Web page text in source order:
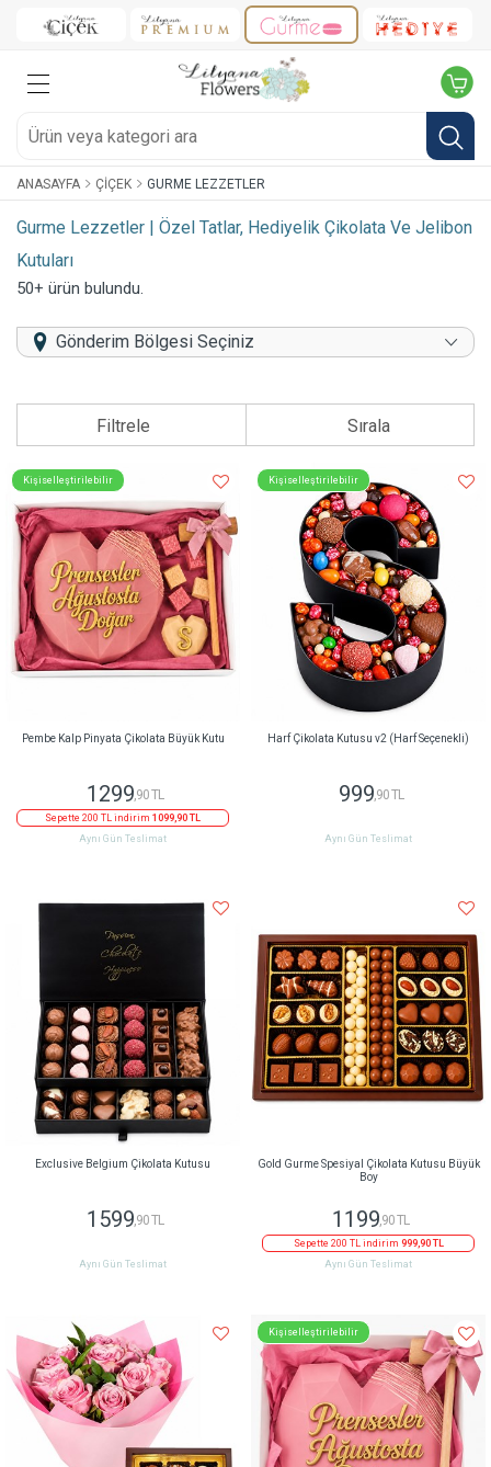
ANASAYFA ÇIÇEK GURME LEZZETLER
Gurme Lezzetler | Özel Tatlar, Hediyelik Çikolata Ve Jelibon
Kutuları
50+ ürün bulundu.
Gönderim Bölgesi Seçiniz
Filtrele Sırala
Kişiselleştirilebilir
Pembe Kalp Pinyata Çikolata Büyük Kutu
1299 ,90 TL
Sepette 200 TL indirim 1099,90 TL
Aynı Gün Teslimat
Kişiselleştirilebilir
Harf Çikolata Kutusu v2 (Harf Seçenekli)
999,90 TL
Aynı Gün Teslimat
Exclusive Belgium Çikolata Kutusu
1599,90 TL
Aynı Gün Teslimat
Gold Gurme Spesiyal Çikolata Kutusu Büyük
Boy
1199,90 TL
Sepette 200 TL indirim 999,90 TL
Aynı Gün Teslimat
Kişiselleştirilebilir